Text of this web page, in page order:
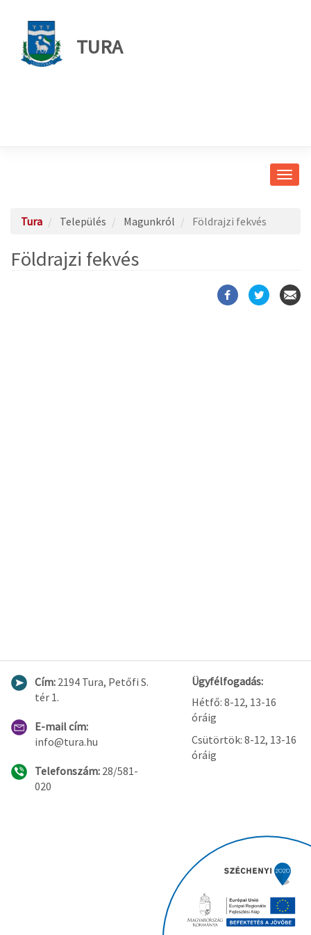
TURA
Tura Település Magunkról Földrajzi fekvés
Földrajzi fekvés
Cím: 2194 Tura, Petőfi S.
tér 1.
E-mail cím:
info@tura.hu
Telefonszám: 28/581-
020
Ügyfélfogadás:
Hétfő: 8-12, 13-16
óráig
Csütörtök: 8-12, 13-16
óráig